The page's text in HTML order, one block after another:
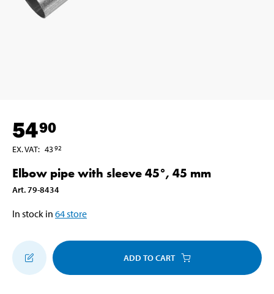
5490
EX. VAT: 4392
Elbow pipe with sleeve 45°, 45 mm
Art.79-8434
In stock in 64store
ADD TO CART